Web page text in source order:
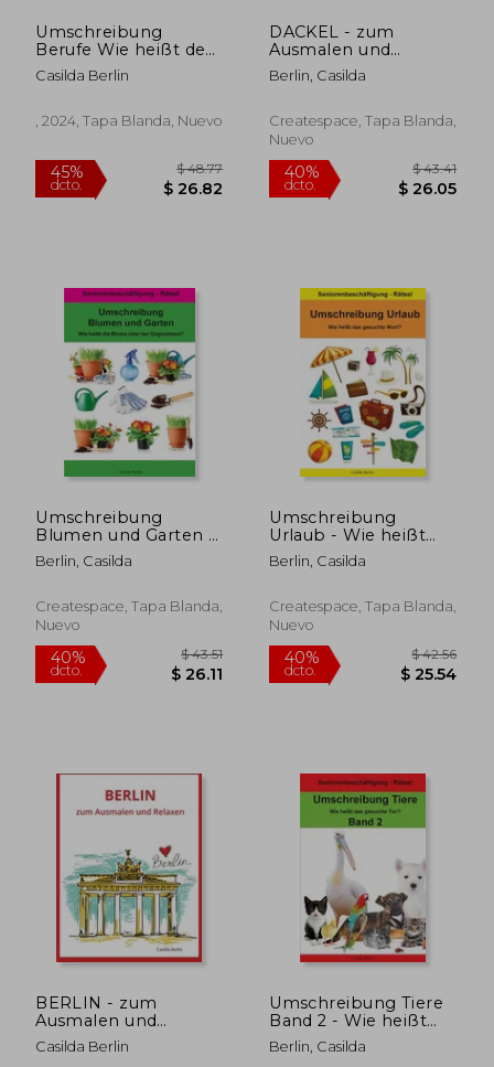
40%
dcto. $ 25.49
40%
dcto.
Umschreibung
Berufe Wie heißt der
gesuchte Beruf? (en
Alemán)
Casilda Berlin
, 2024, Tapa Blanda, Nuevo
45%
DACKEL - zum
Ausmalen und
Relaxen: Malbuch für
Erwachsene (en
Berlin, Casilda
Createspace, Tapa Blanda,
Nuevo
Umschreibung
Blumen und Garten -
Wie heißt die Blume
oder der
Seniorenbeschäftigung
Rätsel (en Alemán)
Berlin, Casilda
Createspace, Tapa Blanda,
Nuevo
Umschreibung
Urlaub - Wie heißt
das gesuchte Wort?:
Seniorenbeschäftigung
Berlin, Casilda
Createspace, Tapa Blanda,
Nuevo
BERLIN - zum
Ausmalen und
Relaxen: Malbuch für
Erwachsene (German
Casilda Berlin
Umschreibung Tiere
Band 2 - Wie heißt
das gesuchte Tier?:
Seniorenbeschäftigung
Berlin, Casilda